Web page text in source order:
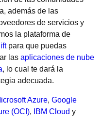
además de las
de servicios y
la plataforma de
para que puedas
las aplicaciones de nube
, lo cual te dará la
adecuada.
Azure, Google
(OCI), IBM Cloud y